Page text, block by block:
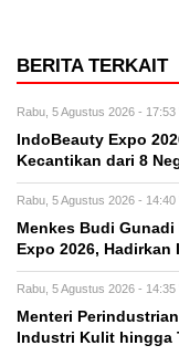
BERITA TERKAIT
Rabu, 5 Agustus 2026 - 17:53
IndoBeauty Expo
Kecantikan dari 8
Rabu, 5 Agustus 2026 - 14:40
Menkes Budi
Expo 2026,
Rabu, 5 Agustus 2026 - 14:35
Menteri
Industri Kulit hingga